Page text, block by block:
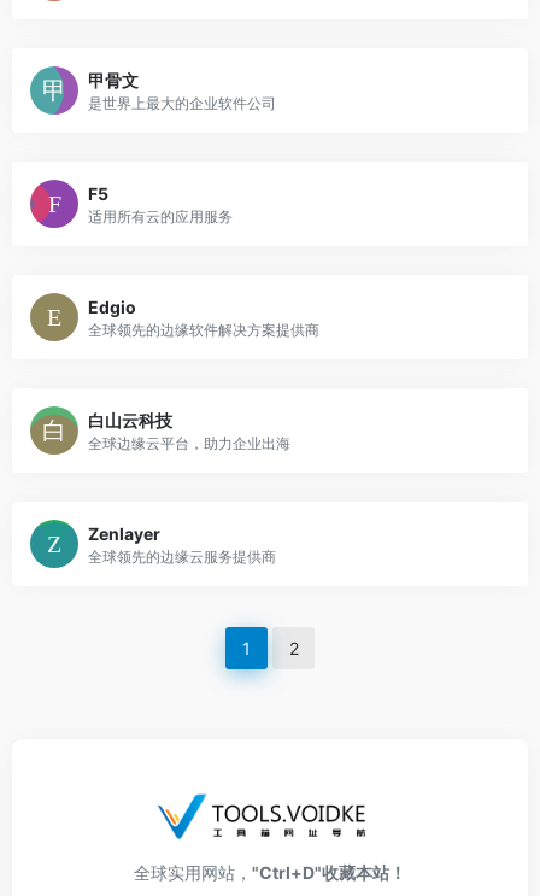
甲骨文
是世界上最大的企业软件公司
F5
适用所有云的应用服务
Edgio
全球领先的边缘软件解决方案提供商
白山云科技
全球边缘云平台，助力企业出海
Zenlayer
全球领先的边缘云服务提供商
1 2
全球实用网站， "Ctrl+D"收藏本站！